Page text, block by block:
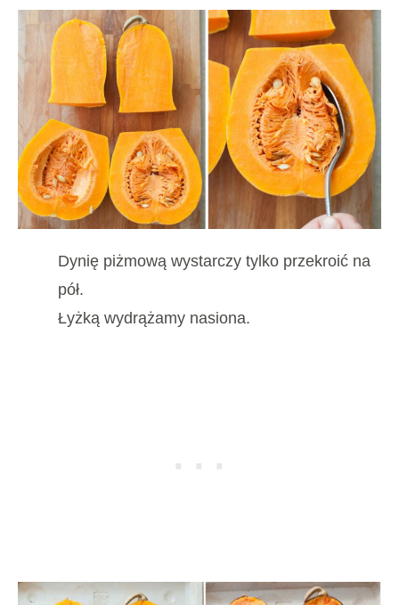
Dynię piżmową wystarczy tylko przekroić na
pół.
Łyżką wydrążamy nasiona.